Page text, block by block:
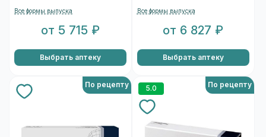
Все формы выпуска
от 5 715 ₽
Выбрать аптеку
Все формы выпуска
от 6 827 ₽
Выбрать аптеку
По рецепту 5.0 По рецепту